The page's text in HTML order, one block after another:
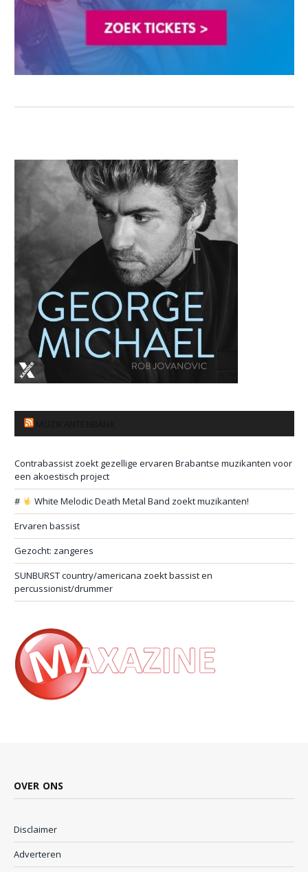
Contrabassist zoekt gezellige ervaren Brabantse muzikanten voor
een akoestisch project
#
White Melodic Death Metal Band zoekt muzikanten!
Ervaren bassist
Gezocht: zangeres
SUNBURST country/americana zoekt bassist en
percussionist/drummer
OVER ONS
Disclaimer
Adverteren